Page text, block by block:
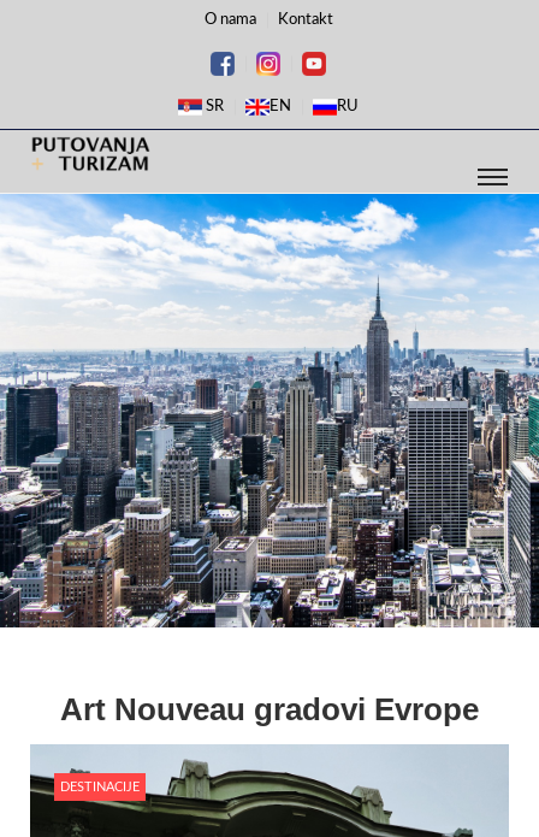
O nama Kontakt
SR EN RU
Art Nouveau gradovi Evrope
DESTINACIJE